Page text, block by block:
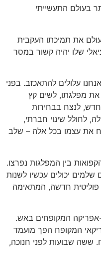
בעולם התעשייתי
את תמיכתו העקבית
שלו יהיה קשור במסר
עלולים להתאכזב. בפני
את מפלגתו, לשים קץ
לנצח בבחירות
לחולל שינוי חברתי,
את עצמו בכל אלה – שלב
בין המפלגות נפרצו.
שלמים יכולים עכשיו לשנות
פוליטית חדשה, המתאימה
אפריקה המקופחים באש.
המקופח הפך מועמד
ששה שבועות לפני חנוכה,